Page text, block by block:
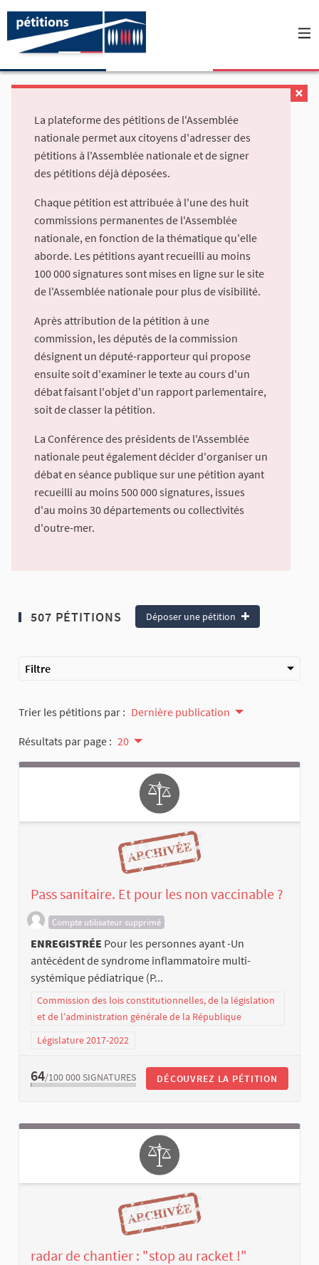
La plateforme des pétitions de l'Assemblée
nationale permet aux citoyens d'adresser des
pétitions à l'Assemblée nationale et de signer
des pétitions déjà déposées.
Chaque pétition est attribuée à l'une des huit
commissions permanentes de l'Assemblée
nationale, en fonction de la thématique qu'elle
aborde. Les pétitions ayant recueilli au moins
100 000 signatures sont mises en ligne sur le site
de l'Assemblée nationale pour plus de visibilité.
Après attribution de la pétition à une
commission, les députés de la commission
désignent un député-rapporteur qui propose
ensuite soit d'examiner le texte au cours d'un
débat faisant l'objet d'un rapport parlementaire,
soit de classer la pétition.
La Conférence des présidents de l'Assemblée
nationale peut également décider d'organiser un
débat en séance publique sur une pétition ayant
recueilli au moins 500 000 signatures, issues
d'au moins 30 départements ou collectivités
d'outre-mer.
507 PÉTITIONS Déposer une pétition
Filtre
Trier les pétitions par : Dernière publication
Résultats par page : 20
Pass sanitaire. Et pour les non vaccinable ?
Compte utilisateur supprimé
ENREGISTRÉE Pour les personnes ayant -Un
antécédent de syndrome inflammatoire multi-
systémique pédiatrique (P...
Commission des lois constitutionnelles, de la législation
et de l’administration générale de la République
Législature 2017-2022
64/100 000 SIGNATURES DÉCOUVREZ LA PÉTITION
radar de chantier : "stop au racket !"